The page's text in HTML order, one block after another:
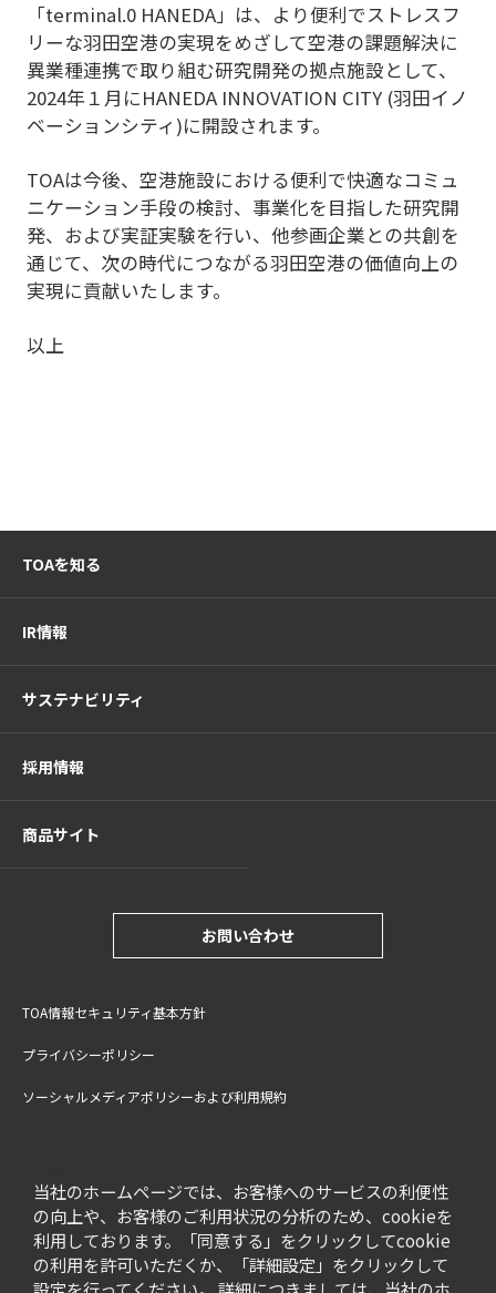
当社のホームページでは、お客様へのサービスの利便性
の向上や、お客様のご利用状況の分析のため、cookieを
利用しております。「同意する」をクリックしてcookie
の利用を許可いただくか、「詳細設定」をクリックして
「terminal.0 HANEDA」は、より便利でストレスフ
リーな羽田空港の実現をめざして空港の課題解決に
異業種連携で取り組む研究開発の拠点施設として、
2024年１月にHANEDA INNOVATION CITY (羽田イノ
ベーションシティ)に開設されます。
TOAは今後、空港施設における便利で快適なコミュ
ニケーション手段の検討、事業化を目指した研究開
発、および実証実験を行い、他参画企業との共創を
通じて、次の時代につながる羽田空港の価値向上の
実現に貢献いたします。
以上
TOAを知る
IR情報
サステナビリティ
採用情報
商品サイト
お問い合わせ
TOA情報セキュリティ基本方針
プライバシーポリシー
ソーシャルメディアポリシーおよび利用規約
特定商取引法に基づく表記